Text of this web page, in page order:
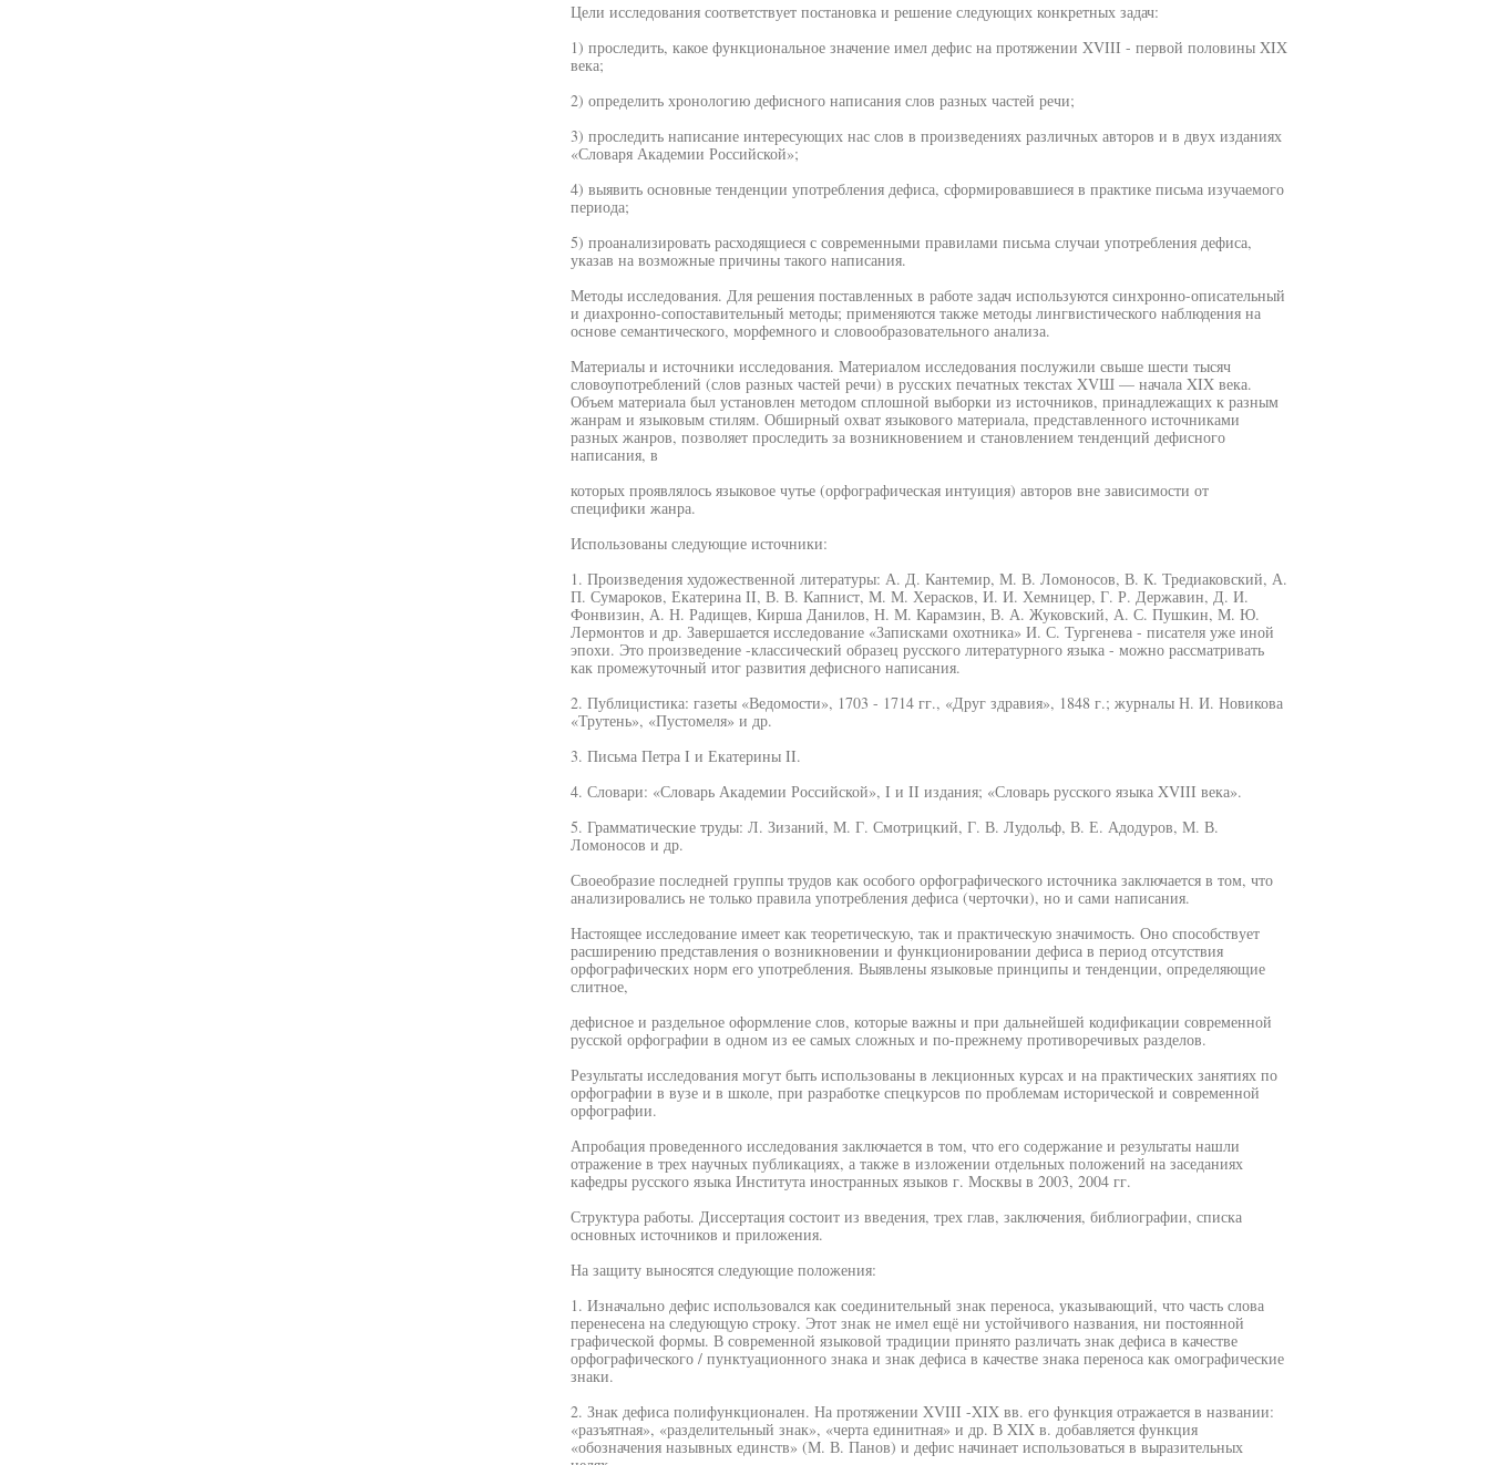
Цели исследования соответствует постановка и решение следующих конкретных задач:
1) проследить, какое функциональное значение имел дефис на протяжении XVIII - первой половины XIX
века;
2) определить хронологию дефисного написания слов разных частей речи;
3) проследить написание интересующих нас слов в произведениях различных авторов и в двух изданиях
«Словаря Академии Российской»;
4) выявить основные тенденции употребления дефиса, сформировавшиеся в практике письма изучаемого
периода;
5) проанализировать расходящиеся с современными правилами письма случаи употребления дефиса,
указав на возможные причины такого написания.
Методы исследования. Для решения поставленных в работе задач используются синхронно-описательный
и диахронно-сопоставительный методы; применяются также методы лингвистического наблюдения на
основе семантического, морфемного и словообразовательного анализа.
Материалы и источники исследования. Материалом исследования послужили свыше шести тысяч
словоупотреблений (слов разных частей речи) в русских печатных текстах XVШ — начала XIX века.
Объем материала был установлен методом сплошной выборки из источников, принадлежащих к разным
жанрам и языковым стилям. Обширный охват языкового материала, представленного источниками
разных жанров, позволяет проследить за возникновением и становлением тенденций дефисного
написания, в
которых проявлялось языковое чутье (орфографическая интуиция) авторов вне зависимости от
специфики жанра.
Использованы следующие источники:
1. Произведения художественной литературы: А. Д. Кантемир, М. В. Ломоносов, В. К. Тредиаковский, А.
П. Сумароков, Екатерина II, В. В. Капнист, М. М. Херасков, И. И. Хемницер, Г. Р. Державин, Д. И.
Фонвизин, А. Н. Радищев, Кирша Данилов, Н. М. Карамзин, В. А. Жуковский, А. С. Пушкин, М. Ю.
Лермонтов и др. Завершается исследование «Записками охотника» И. С. Тургенева - писателя уже иной
эпохи. Это произведение -классический образец русского литературного языка - можно рассматривать
как промежуточный итог развития дефисного написания.
2. Публицистика: газеты «Ведомости», 1703 - 1714 гг., «Друг здравия», 1848 г.; журналы Н. И. Новикова
«Трутень», «Пустомеля» и др.
3. Письма Петра I и Екатерины II.
4. Словари: «Словарь Академии Российской», I и II издания; «Словарь русского языка XVIII века».
5. Грамматические труды: Л. Зизаний, М. Г. Смотрицкий, Г. В. Лудольф, В. Е. Адодуров, М. В.
Ломоносов и др.
Своеобразие последней группы трудов как особого орфографического источника заключается в том, что
анализировались не только правила употребления дефиса (черточки), но и сами написания.
Настоящее исследование имеет как теоретическую, так и практическую значимость. Оно способствует
расширению представления о возникновении и функционировании дефиса в период отсутствия
орфографических норм его употребления. Выявлены языковые принципы и тенденции, определяющие
слитное,
дефисное и раздельное оформление слов, которые важны и при дальнейшей кодификации современной
русской орфографии в одном из ее самых сложных и по-прежнему противоречивых разделов.
Результаты исследования могут быть использованы в лекционных курсах и на практических занятиях по
орфографии в вузе и в школе, при разработке спецкурсов по проблемам исторической и современной
орфографии.
Апробация проведенного исследования заключается в том, что его содержание и результаты нашли
отражение в трех научных публикациях, а также в изложении отдельных положений на заседаниях
кафедры русского языка Института иностранных языков г. Москвы в 2003, 2004 гг.
Структура работы. Диссертация состоит из введения, трех глав, заключения, библиографии, списка
основных источников и приложения.
На защиту выносятся следующие положения:
1. Изначально дефис использовался как соединительный знак переноса, указывающий, что часть слова
перенесена на следующую строку. Этот знак не имел ещё ни устойчивого названия, ни постоянной
графической формы. В современной языковой традиции принято различать знак дефиса в качестве
орфографического / пунктуационного знака и знак дефиса в качестве знака переноса как омографические
знаки.
2. Знак дефиса полифункционален. На протяжении XVIII -XIX вв. его функция отражается в названии:
«разъятная», «разделительный знак», «черта единитная» и др. В XIX в. добавляется функция
«обозначения назывных единств» (М. В. Панов) и дефис начинает использоваться в выразительных